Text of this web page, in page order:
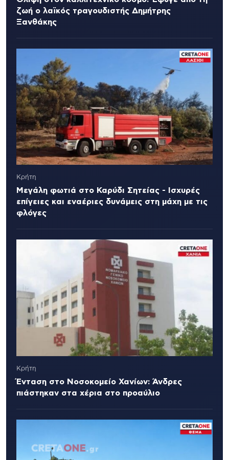
ζωή ο λαϊκός τραγουδιστής Δημήτρης
Ξανθάκης
Κρήτη
Μεγάλη φωτιά στο Καρύδι Σητείας - Ισχυρές
επίγειες και εναέριες δυνάμεις στη μάχη με τις
φλόγες
Κρήτη
Ένταση στο Νοσοκομείο Χανίων: Άνδρες
πιάστηκαν στα χέρια στο προαύλιο